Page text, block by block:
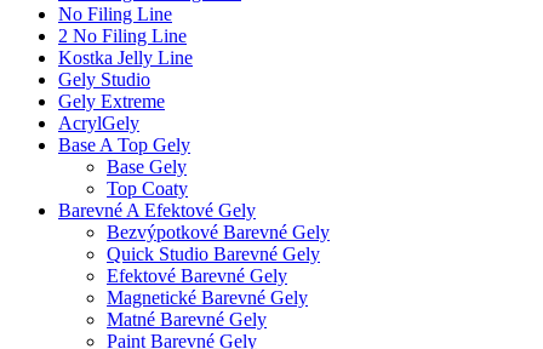
No Filing Line
2 No Filing Line
Kostka Jelly Line
Gely Studio
Gely Extreme
AcrylGely
Base A Top Gely
Base Gely
Top Coaty
Barevné A Efektové Gely
Bezvýpotkové Barevné Gely
Quick Studio Barevné Gely
Efektové Barevné Gely
Magnetické Barevné Gely
Matné Barevné Gely
Paint Barevné Gely